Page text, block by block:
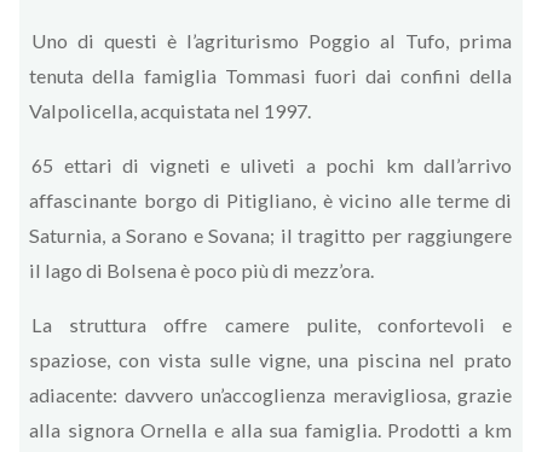
Uno di questi è l’agriturismo Poggio al Tufo, prima
tenuta della famiglia Tommasi fuori dai confini della
Valpolicella, acquistata nel 1997.
65 ettari di vigneti e uliveti a pochi km dall’arrivo
affascinante borgo di Pitigliano, è vicino alle terme di
Saturnia, a Sorano e Sovana; il tragitto per raggiungere
il lago di Bolsena è poco più di mezz’ora.
La struttura offre camere pulite, confortevoli e
spaziose, con vista sulle vigne, una piscina nel prato
adiacente: davvero un’accoglienza meravigliosa, grazie
alla signora Ornella e alla sua famiglia. Prodotti a km